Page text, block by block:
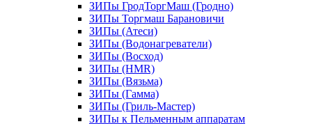
ЗИПы ГродТоргМаш (Гродно)
ЗИПы Торгмаш Барановичи
ЗИПы (Атеси)
ЗИПы (Водонагреватели)
ЗИПы (Восход)
ЗИПы (HMR)
ЗИПы (Вязьма)
ЗИПы (Гамма)
ЗИПы (Гриль-Мастер)
ЗИПы к Пельменным аппаратам